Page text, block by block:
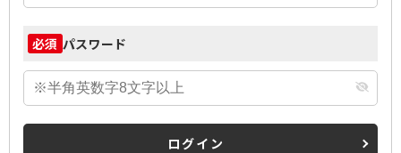
必須 パスワード
ログイン